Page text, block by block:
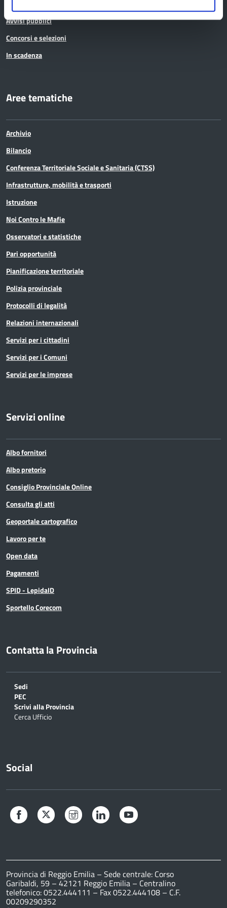
Avvisi pubblici
Concorsi e selezioni
In scadenza
Aree tematiche
Archivio
Bilancio
Conferenza Territoriale Sociale e Sanitaria (CTSS)
Infrastrutture, mobilità e trasporti
Istruzione
Noi Contro le Mafie
Osservatori e statistiche
Pari opportunità
Pianificazione territoriale
Polizia provinciale
Protocolli di legalità
Relazioni internazionali
Servizi per i cittadini
Servizi per i Comuni
Servizi per le imprese
Servizi online
Albo fornitori
Albo pretorio
Consiglio Provinciale Online
Consulta gli atti
Geoportale cartografico
Lavoro per te
Open data
Pagamenti
SPID - LepidaID
Sportello Corecom
Contatta la Provincia
Sedi
PEC
Scrivi alla Provincia
Cerca Ufficio
Social
Facebook Twitter Instagram LinkedIn
Provincia di Reggio Emilia – Sede centrale: Corso
Garibaldi, 59 – 42121 Reggio Emilia – Centralino
telefonico: 0522.444111 – Fax 0522.444108 – C.F.
00209290352